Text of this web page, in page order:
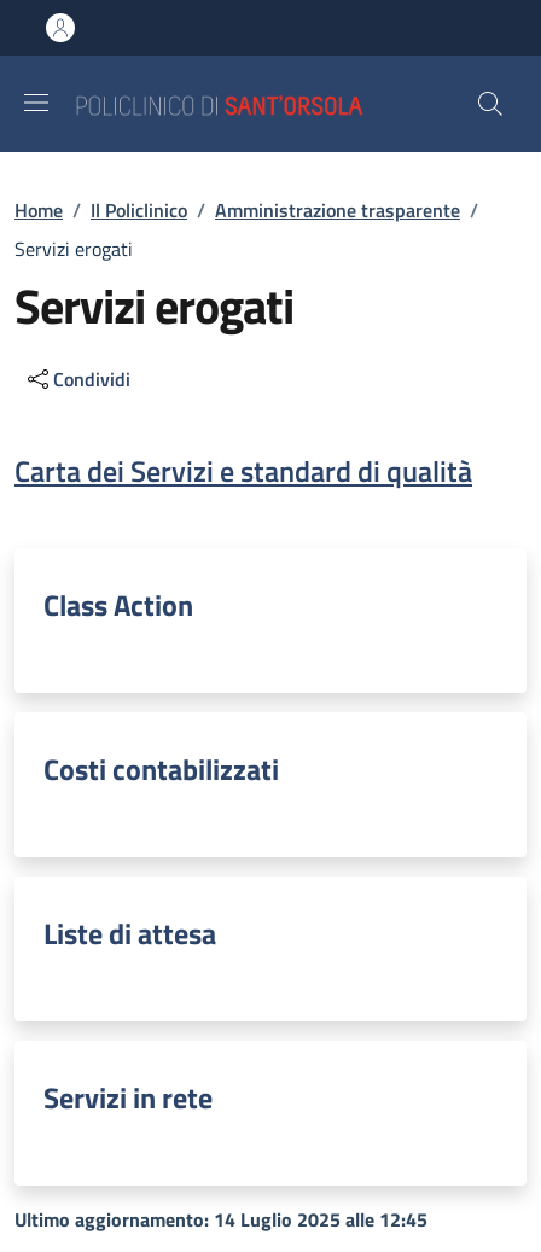
al contenuto principale
to footer content
Briciole di pane
Home / Il Policlinico / Amministrazione trasparente /
Servizi erogati
Servizi erogati
Condividi
Descrizione
Carta dei Servizi e standard di qualità
Class Action
Costi contabilizzati
Liste di attesa
Servizi in rete
Ultimo aggiornamento: 14 Luglio 2025 alle 12:45